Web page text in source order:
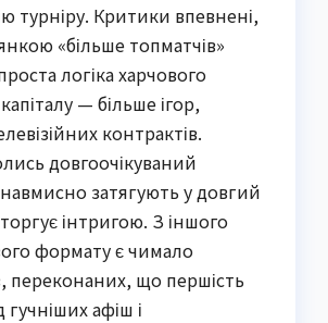
турніру. Критики впевнені,
«більше топматчів»
логіка харчового
— більше ігор,
контрактів.
довгоочікуваний
затягують у довгий
інтригою. З іншого
формату є чимало
переконаних, що першість
гучніших афіш і